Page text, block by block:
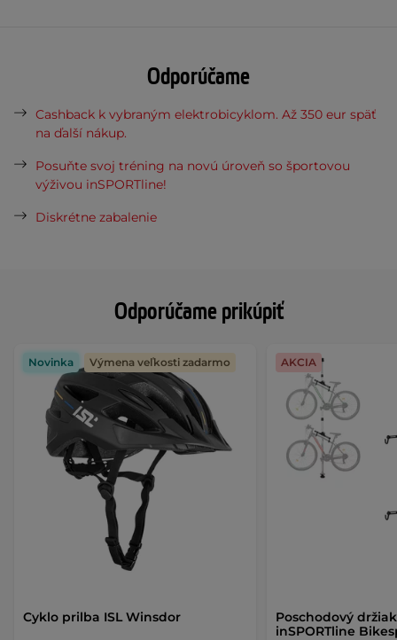
Odporúčame prikúpiť
Cyklo prilba ISL Winsdor
Novinka Výmena veľkosti zadarmo
Poschodový
inSPORTline
AKCIA
Odporúčame
Cashback k vybraným elektrobicyklom. Až 350 eur späť
na ďalší nákup.
Posuňte svoj tréning na novú úroveň so športovou
výživou inSPORTline!
Diskrétne zabalenie